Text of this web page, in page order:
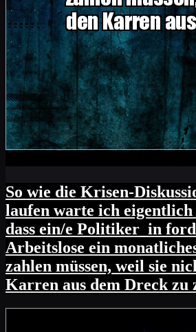
So wie die Krisen-
laufen warte ich
dass ein/e Politiker_in
Arbeitslose ein
zahlen müssen, weil sie
Karren aus dem Dreck zu